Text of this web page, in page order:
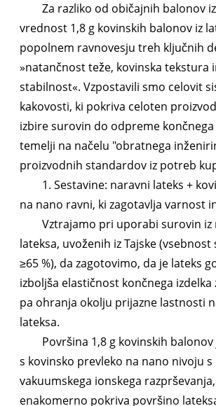
Za razliko od običajnih balonov
vrednost 1,8 g kovinskih balonov iz
popolnem ravnovesju treh ključnih
»natančnost teže, kovinska tekstura
stabilnost«. Vzpostavili smo celovit
kakovosti, ki pokriva celoten
izbire surovin do odpreme končnega
temelji na načelu "obratnega
proizvodnih standardov iz potreb
1. Sestavine: naravni lateks +
na nano ravni, ki zagotavlja varnost
Vztrajamo pri uporabi surovin iz
lateksa, uvoženih iz Tajske (vsebnost
≥65 %), da zagotovimo, da je lateks
izboljša elastičnost končnega izdelka
pa ohranja okolju prijazne lastnosti
lateksa.
Površina 1,8 g kovinskih
s kovinsko prevleko na nano nivoju
vakuumskega ionskega
enakomerno pokriva površino